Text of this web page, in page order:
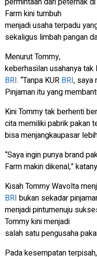
Farm kini tumbuh
menjadi usaha terpadu
sekaligus limbah pangan
Menurut Tommy,
keberhasilan usahanya
BRI. “Tanpa KUR BRI, saya
Pinjaman itu yang
Kini Tommy tak berhenti
cita memiliki pabrik pakan
bisa menjangkaupasar
“Saya ingin punyabrand
Farm makin dikenal,”
Kisah Tommy Wavolta
BRI bukan sekadar
menjadi pintumenuju
Tommy kini menjadi
salah satu pengusaha
Pada kesempatan